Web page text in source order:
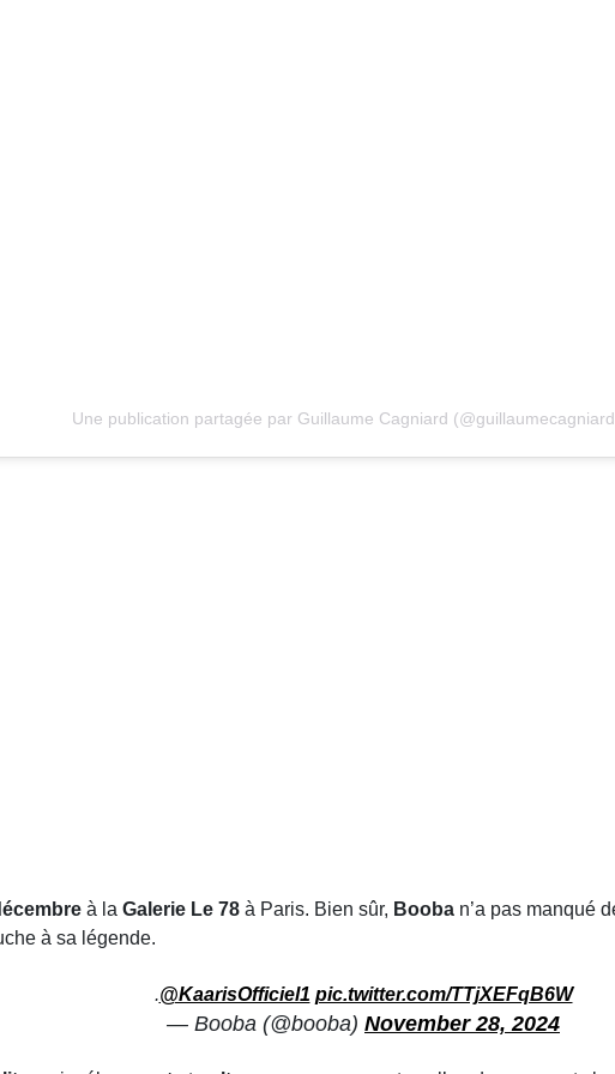
Une publication partagée par Guillaume Cagniard
à la Galerie Le 78 à Paris. Bien sûr, Booba n’a pas manqué
à sa légende.
.@KaarisOfficiel1 pic.twitter.com/TTjXEFqB6W
— Booba (@booba) November 28, 2024